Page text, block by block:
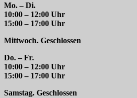
Mo. – Di.
10:00 – 12:00 Uhr
15:00 – 17:00 Uhr
Mittwoch. Geschlossen
Do. – Fr.
10:00 – 12:00 Uhr
15:00 – 17:00 Uhr
Samstag. Geschlossen